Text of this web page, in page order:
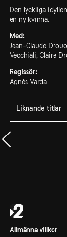
Den lyckliga
en ny kvinna.
Med:
Jean-Claude
Vecchiali, Claire
Regissör:
Agnès Varda
Liknande titlar
Allmänna villkor